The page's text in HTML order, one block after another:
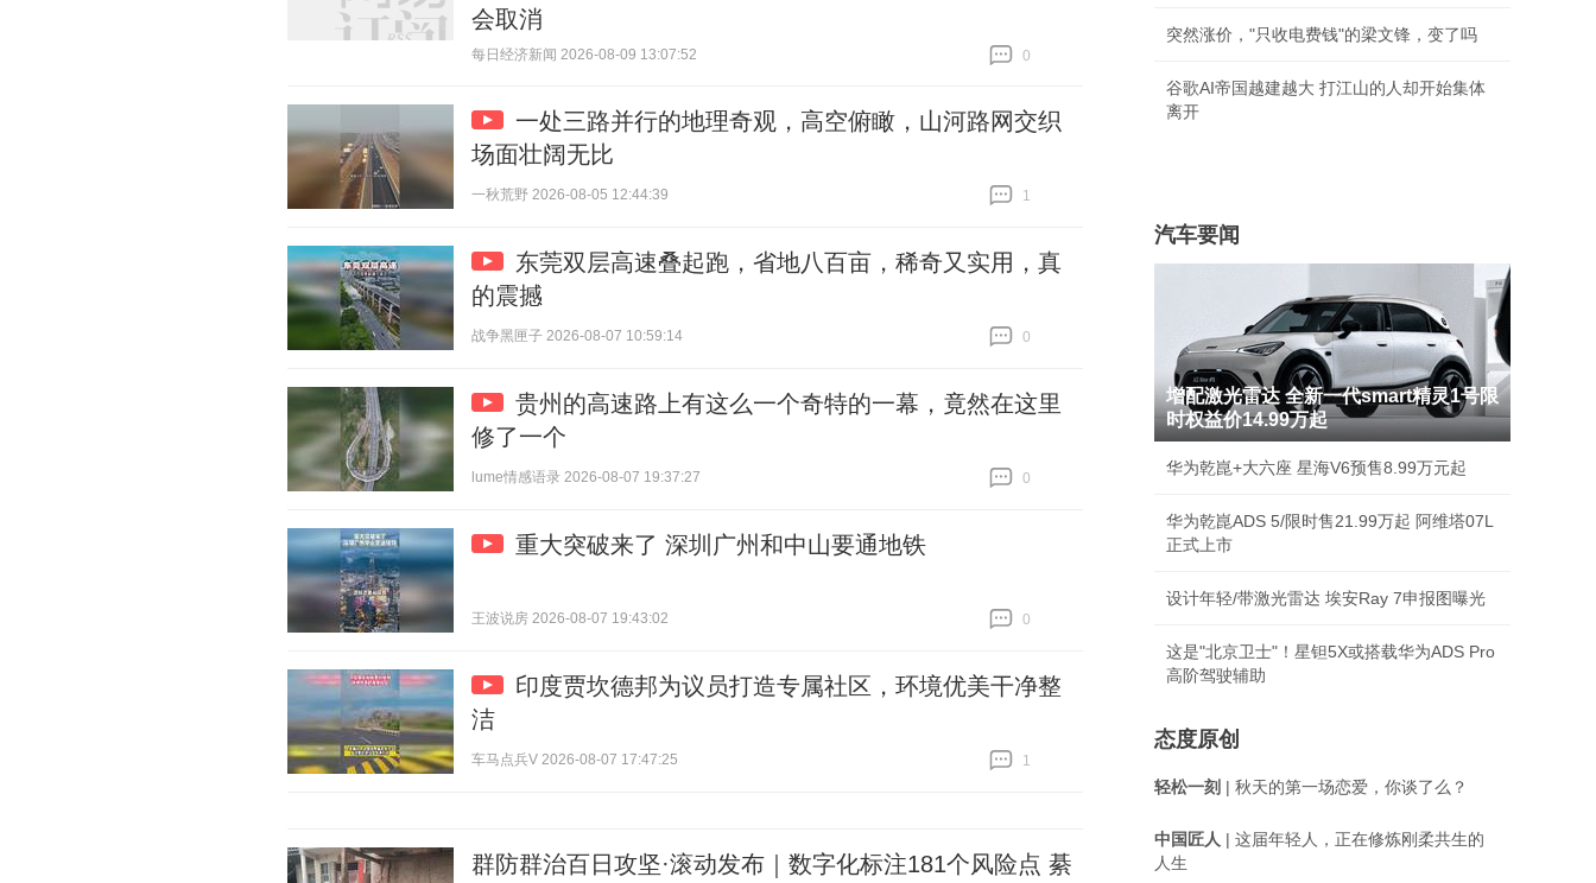
会取消
每日经济新闻 2026-08-09 13:07:52
0
一处三路并行的地理奇观，高空俯瞰，山河路网交织
场面壮阔无比
一秋荒野 2026-08-05 12:44:39
1
东莞双层高速叠起跑，省地八百亩，稀奇又实用，真
的震撼
战争黑匣子 2026-08-07 10:59:14
0
贵州的高速路上有这么一个奇特的一幕，竟然在这里
修了一个
lume情感语录 2026-08-07 19:37:27
0
重大突破来了 深圳广州和中山要通地铁
王波说房 2026-08-07 19:43:02
0
印度贾坎德邦为议员打造专属社区，环境优美干净整
洁
车马点兵V 2026-08-07 17:47:25
1
群防群治百日攻坚·滚动发布｜数字化标注181个风险点 綦
突然涨价，"只收电费钱"的梁文锋，变了吗
谷歌AI帝国越建越大 打江山的人却开始集体
离开
汽车要闻
增配激光雷达 全新一代smart精灵1号限
时权益价14.99万起
华为乾崑+大六座 星海V6预售8.99万元起
华为乾崑ADS 5/限时售21.99万起 阿维塔07L
正式上市
设计年轻/带激光雷达 埃安Ray 7申报图曝光
这是"北京卫士"！星钽5X或搭载华为ADS Pro
高阶驾驶辅助
态度原创
轻松一刻 | 秋天的第一场恋爱，你谈了么？
中国匠人 | 这届年轻人，正在修炼刚柔共生的
人生